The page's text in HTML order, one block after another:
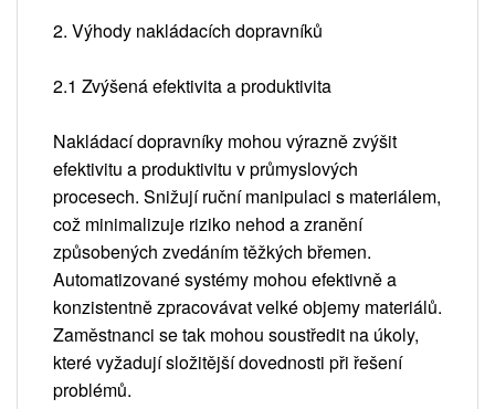
2. Výhody nakládacích dopravníků
2.1 Zvýšená efektivita a produktivita
Nakládací dopravníky mohou výrazně zvýšit
efektivitu a produktivitu v průmyslových
procesech. Snižují ruční manipulaci s materiálem,
což minimalizuje riziko nehod a zranění
způsobených zvedáním těžkých břemen.
Automatizované systémy mohou efektivně a
konzistentně zpracovávat velké objemy materiálů.
Zaměstnanci se tak mohou soustředit na úkoly,
které vyžadují složitější dovednosti při řešení
problémů.